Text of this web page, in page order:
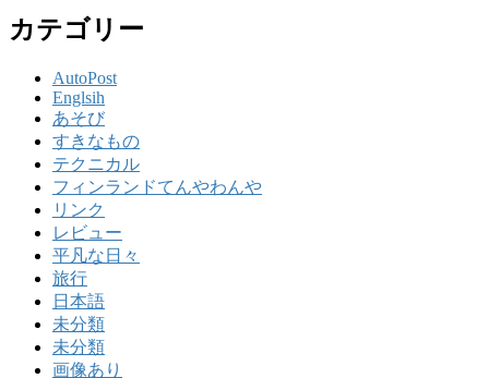
カテゴリー
AutoPost
Englsih
あそび
すきなもの
テクニカル
フィンランドてんやわんや
リンク
レビュー
平凡な日々
旅行
日本語
未分類
未分類
画像あり